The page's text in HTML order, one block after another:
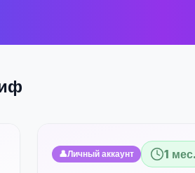
👤Личный аккаунт 1 мес.